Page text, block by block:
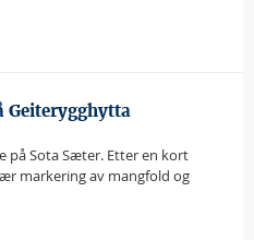
Geiterygghytta
på Sota Sæter. Etter en kort
markering av mangfold og